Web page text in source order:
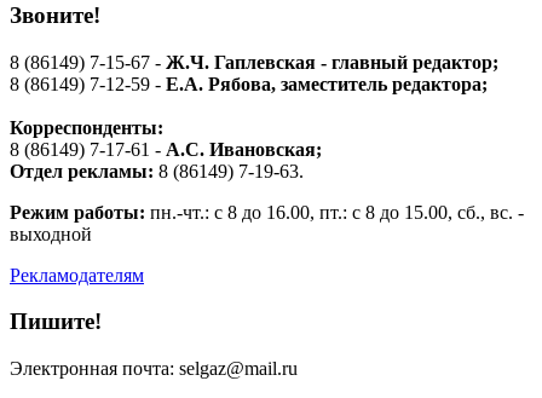
Звоните!
8 (86149) 7-15-67 - Ж.Ч. Гаплевская - главный редактор;
8 (86149) 7-12-59 - Е.А. Рябова, заместитель редактора;
Корреспонденты:
8 (86149) 7-17-61 - А.С. Ивановская;
Отдел рекламы: 8 (86149) 7-19-63.
Режим работы: пн.-чт.: с 8 до 16.00, пт.: с 8 до 15.00, сб., вс. -
выходной
Рекламодателям
Пишите!
Электронная почта: selgaz@mail.ru